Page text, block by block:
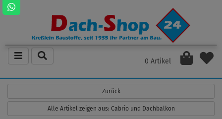
0 Artikel
Zurück
Alle Artikel zeigen aus: Cabrio und Dachbalkon